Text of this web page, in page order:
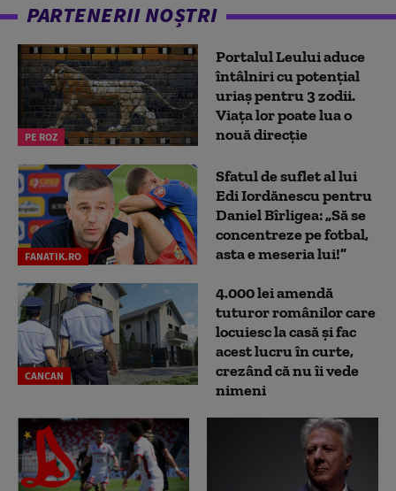
PARTENERII NOȘTRI
PE ROZ
Portalul Leului aduce
întâlniri cu potențial
uriaș pentru 3 zodii.
Viața lor poate lua o
nouă direcție
FANATIK.RO
Sfatul de suflet al lui
Edi Iordănescu pentru
Daniel Bîrligea: „Să se
concentreze pe fotbal,
asta e meseria lui!”
CANCAN
4.000 lei amendă
tuturor românilor care
locuiesc la casă și fac
acest lucru în curte,
crezând că nu îi vede
nimeni